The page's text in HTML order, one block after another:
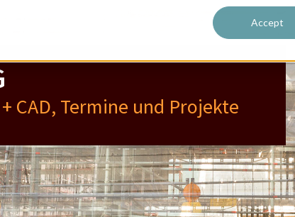
Accept
CAD, Termine und Projekte